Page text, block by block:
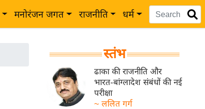
मनोरंजन जगत राजनीति धर्म
स्तंभ
ढाका की राजनीति और
भारत-बांग्लादेश संबंधों की नई
परीक्षा
~ ललित गर्ग